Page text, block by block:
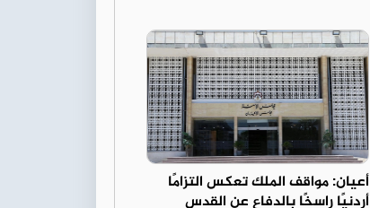
أعيان: مواقف الملك تعكس التزامًا
أردنيًا راسخًا بالدفاع عن القدس